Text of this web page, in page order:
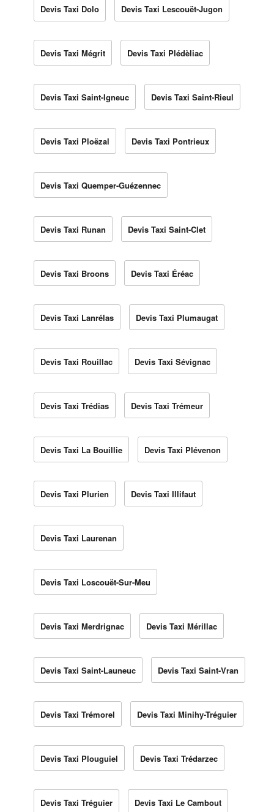
Devis Taxi Dolo Devis Taxi Lescouët-Jugon
Devis Taxi Mégrit Devis Taxi Plédèliac
Devis Taxi Saint-Igneuc Devis Taxi Saint-Rieul
Devis Taxi Ploëzal Devis Taxi Pontrieux
Devis Taxi Quemper-Guézennec
Devis Taxi Runan Devis Taxi Saint-Clet
Devis Taxi Broons Devis Taxi Éréac
Devis Taxi Lanrélas Devis Taxi Plumaugat
Devis Taxi Rouillac Devis Taxi Sévignac
Devis Taxi Trédias Devis Taxi Trémeur
Devis Taxi La Bouillie Devis Taxi Plévenon
Devis Taxi Plurien Devis Taxi Illifaut
Devis Taxi Laurenan
Devis Taxi Loscouët-Sur-Meu
Devis Taxi Merdrignac Devis Taxi Mérillac
Devis Taxi Saint-Launeuc Devis Taxi Saint-Vran
Devis Taxi Trémorel Devis Taxi Minihy-Tréguier
Devis Taxi Plouguiel Devis Taxi Trédarzec
Devis Taxi Tréguier Devis Taxi Le Cambout